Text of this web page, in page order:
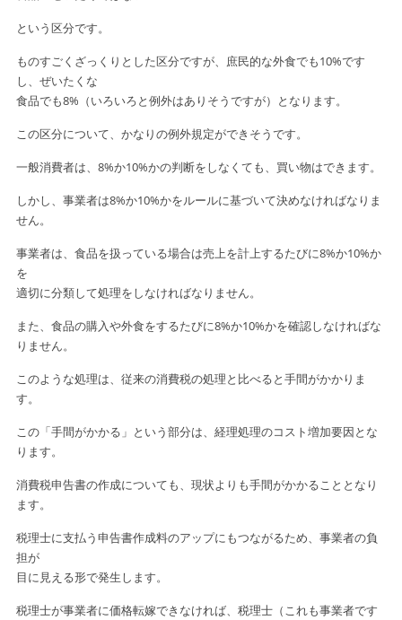
という区分です。
ものすごくざっくりとした区分ですが、庶民的な外食でも10%です
し、ぜいたくな
食品でも8%（いろいろと例外はありそうですが）となります。
この区分について、かなりの例外規定ができそうです。
一般消費者は、8%か10%かの判断をしなくても、買い物はできます。
しかし、事業者は8%か10%かをルールに基づいて決めなければなりま
せん。
事業者は、食品を扱っている場合は売上を計上するたびに8%か10%か
を
適切に分類して処理をしなければなりません。
また、食品の購入や外食をするたびに8%か10%かを確認しなければな
りません。
このような処理は、従来の消費税の処理と比べると手間がかかりま
す。
この「手間がかかる」という部分は、経理処理のコスト増加要因とな
ります。
消費税申告書の作成についても、現状よりも手間がかかることとなり
ます。
税理士に支払う申告書作成料のアップにもつながるため、事業者の負
担が
目に見える形で発生します。
税理士が事業者に価格転嫁できなければ、税理士（これも事業者です